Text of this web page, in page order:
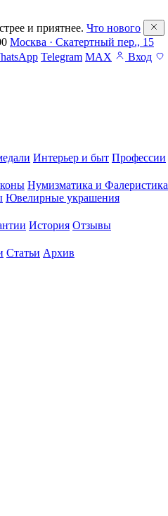
и приятнее. Что нового
Москва · Скатертный пер., 15
Telegram MAX Вход
Интерьер и быт Профессии
Нумизматика и Фалеристика
Ювелирные украшения
История Отзывы
Статьи Архив